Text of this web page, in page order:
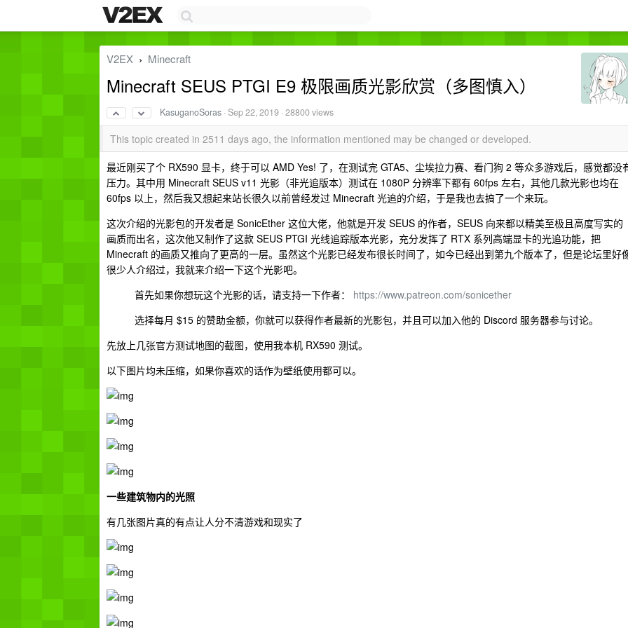
V2EX › Minecraft
Minecraft SEUS PTGI E9 极限画质光影欣赏（多图慎入）
KasuganoSoras ·Sep 22, 2019 · 28800 views
This topic created in 2511 days ago, the information mentioned may be changed or developed.
最近刚买了个 RX590 显卡，终于可以 AMD Yes! 了，在测试完 GTA5、尘埃拉力赛、看门狗 2 等众多游戏后，感觉都没
压力。其中用 Minecraft SEUS v11 光影（非光追版本）测试在 1080P 分辨率下都有 60fps 左右，其他几款光影也均在
60fps 以上，然后我又想起来站长很久以前曾经发过 Minecraft 光追的介绍，于是我也去搞了一个来玩。
这次介绍的光影包的开发者是 SonicEther 这位大佬，他就是开发 SEUS 的作者，SEUS 向来都以精美至极且高度写实的
画质而出名，这次他又制作了这款 SEUS PTGI 光线追踪版本光影，充分发挥了 RTX 系列高端显卡的光追功能，把
Minecraft 的画质又推向了更高的一层。虽然这个光影已经发布很长时间了，如今已经出到第九个版本了，但是论坛里好
很少人介绍过，我就来介绍一下这个光影吧。
首先如果你想玩这个光影的话，请支持一下作者： https://www.patreon.com/sonicether
选择每月 $15 的赞助金额，你就可以获得作者最新的光影包，并且可以加入他的 Discord 服务器参与讨论。
先放上几张官方测试地图的截图，使用我本机 RX590 测试。
以下图片均未压缩，如果你喜欢的话作为壁纸使用都可以。
一些建筑物内的光照
有几张图片真的有点让人分不清游戏和现实了